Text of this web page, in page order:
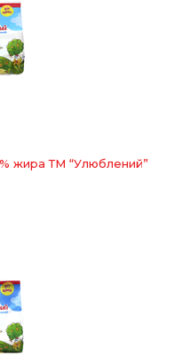
жира ТМ “Улюблений”